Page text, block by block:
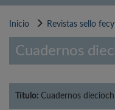
Inicio Revistas sello
Cuadernos
Título: Cuadernos